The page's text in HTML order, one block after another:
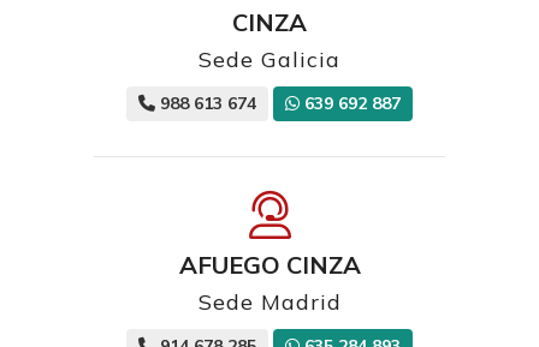
CINZA
Sede Galicia
988 613 674 639 692 887
AFUEGO CINZA
Sede Madrid